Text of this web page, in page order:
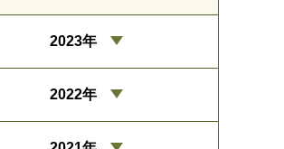
2023年
2022年